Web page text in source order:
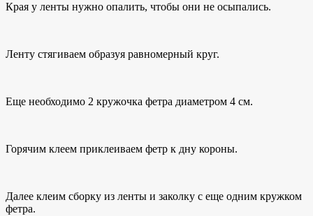
Края у ленты нужно опалить, чтобы они не осыпались.
Ленту стягиваем образуя равномерный круг.
Еще необходимо 2 кружочка фетра диаметром 4 см.
Горячим клеем приклеиваем фетр к дну короны.
Далее клеим сборку из ленты и заколку с еще одним кружком
фетра.